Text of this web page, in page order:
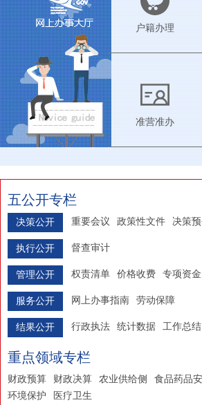
户籍办理
准营准办
五公开专栏
决策公开 重要会议 政策性文件 决策
执行公开 督查审计
管理公开 权责清单 价格收费 专项资金
服务公开 网上办事指南 劳动保障
结果公开 行政执法 统计数据 工作总结
重点领域专栏
财政预算 财政决算 农业供给侧 食品药品
环境保护
医疗卫生